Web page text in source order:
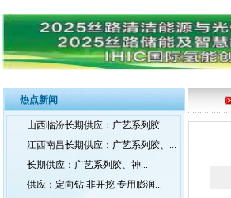
热点新闻
山西临汾长期供应：广艺系列胶...
江西南昌长期供应：广艺系列胶、...
长期供应：广艺系列胶、神...
供应：定向钻 非开挖 专用膨润...